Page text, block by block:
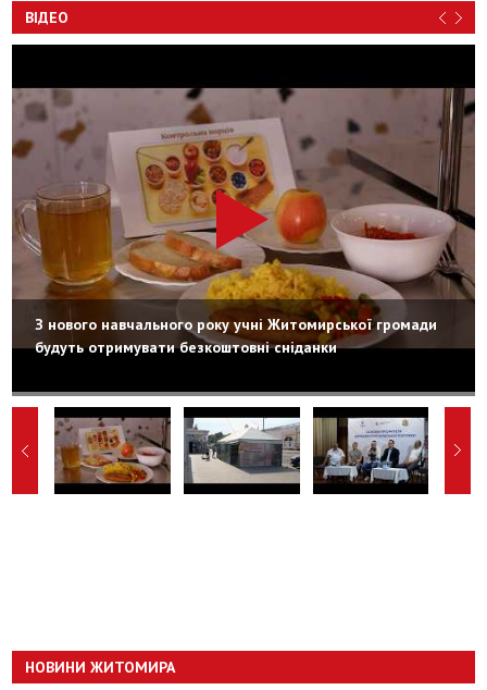
ВІДЕО
З нового навчального року учні Житомирської громади
будуть отримувати безкоштовні сніданки
НОВИНИ ЖИТОМИРА